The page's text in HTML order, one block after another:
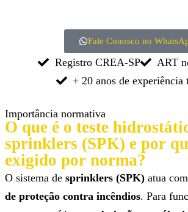
Fale Conosco no
Registro CREA-SP
ART
+ 20 anos de experiência
Importância normativa
O que é o teste
sprinklers (SPK) e por
exigido por norma?
O sistema de sprinklers (SPK) atua
de proteção contra incêndios. Para